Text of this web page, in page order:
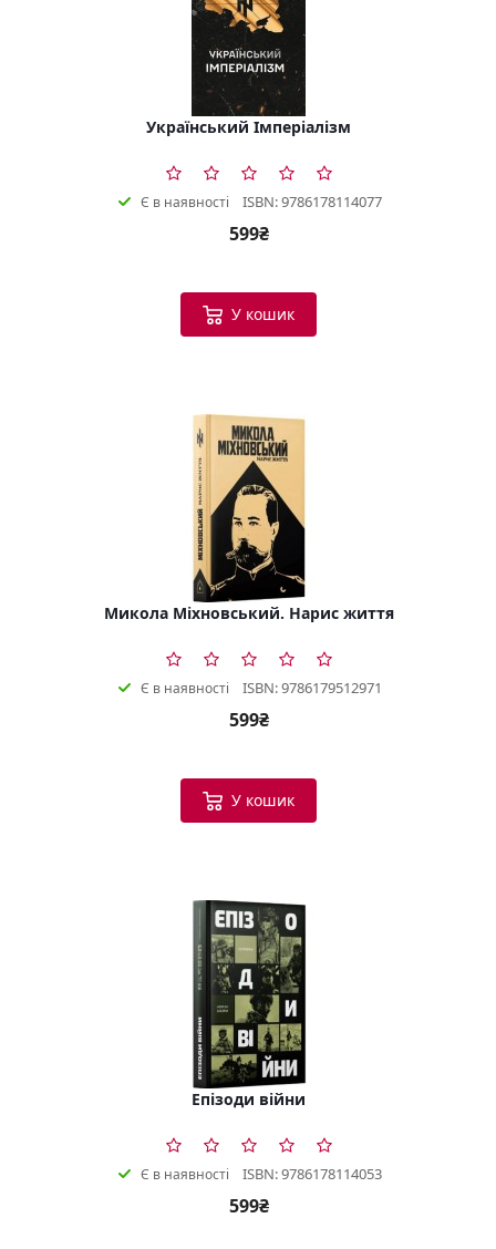
Український Імперіалізм
Є в наявності ISBN: 9786178114077
599₴
У кошик
Микола Міхновський. Нарис життя
Є в наявності ISBN: 9786179512971
599₴
У кошик
Епізоди війни
Є в наявності ISBN: 9786178114053
599₴